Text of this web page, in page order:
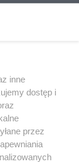
inne
dostęp i
przez